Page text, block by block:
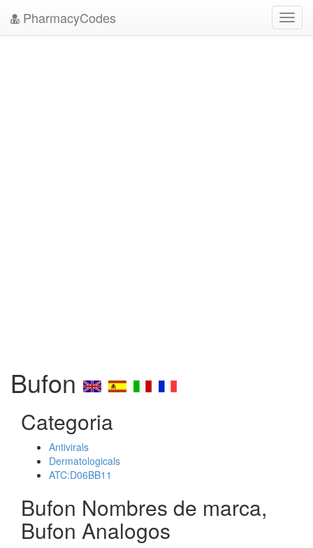
PharmacyCodes
Bufon
Categoria
Antivirals
Dermatologicals
ATC:D06BB11
Bufon Nombres de marca,
Bufon Analogos